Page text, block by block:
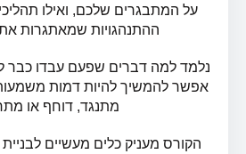
על המתבגרים שלכם, ואילו
ההתנהגויות שמאתגרות
נלמד למה דברים שפעם עבדו כבר
אפשר להמשיך להיות דמות
מתנגד, דוחף או
הקורס מעניק כלים מעשיים